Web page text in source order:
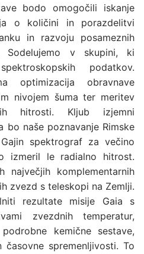
bodo omogočili iskanje
o količini in porazdelitvi
in razvoju posameznih
Sodelujemo v skupini, ki
podatkov.
optimizacija obravnave
nivojem šuma ter meritev
hitrosti. Kljub izjemni
bo naše poznavanje Rimske
spektrograf za večino
izmeril le radialno hitrost.
največjih komplementarnih
zvezd s teleskopi na Zemlji.
rezultate misije Gaia s
zvezdnih temperatur,
kemične sestave,
spremenljivosti. To